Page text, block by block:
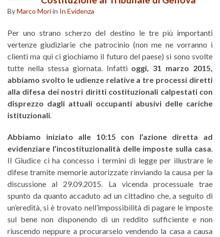
ByMarco Moriin In Evidenza
Per uno strano scherzo del destino le tre più importanti
vertenze giudiziarie che patrocinio (non me ne vorranno i
clienti ma qui ci giochiamo il futuro del paese) si sono svolte
tutte nella stessa giornata. Infatti oggi, 31 marzo 2015,
abbiamo svolto le udienze relative a tre processi diretti
alla difesa dei nostri diritti costituzionali calpestati con
disprezzo dagli attuali occupanti abusivi delle cariche
istituzionali
Abbiamo iniziato alle 10:15 con l’azione diretta ad
evidenziare l’incostituzionalità delle imposte sulla casa
Il Giudice ci ha concesso i termini di legge per illustrare le
difese tramite memorie autorizzate rinviando la causa per la
discussione al 29.09.2015. La vicenda processuale trae
spunto da quanto accaduto ad un cittadino che, a seguito di
un’eredità, si è trovato nell’impossibilità di pagare le imposte
sul bene non disponendo di un reddito sufficiente e non
riuscendo neppure a procurarselo vendendo la casa a causa